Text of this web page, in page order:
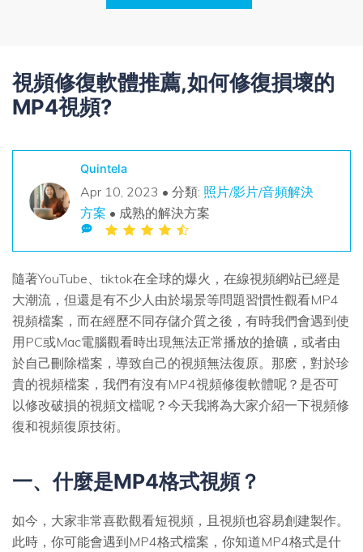
視頻修復軟體推薦,如何修復損壞的
MP4視頻?
Quintela
Apr 10, 2023 • 分類: 照片/影片/音頻解決
方案 • 成熟的解決方案
隨著YouTube、tiktok在全球的爆火，在線視頻網站已經是
大潮流，但還是有不少人由於場景等問題習慣性觀看MP4
視頻檔案，而在經歷不同存儲介質之後，有時我們會遇到使
用PC或Mac電腦觀看時出現無法正常播放的搶礦，或者由
於自己刪除檔案，導致自己的視頻無法復原。那麽，對於珍
貴的視頻檔案，我們有沒有MP4視頻修復軟體呢？是否可
以修改破損的視頻文檔呢？今天我將為大家介紹一下視頻修
復和視頻復原技術。
一、什麼是MP4格式視頻？
如今，大家非常喜歡觀看短視頻，且視頻也容易創建製作。
此時，你可能會遇到MP4格式檔案，你知道MP4格式是什